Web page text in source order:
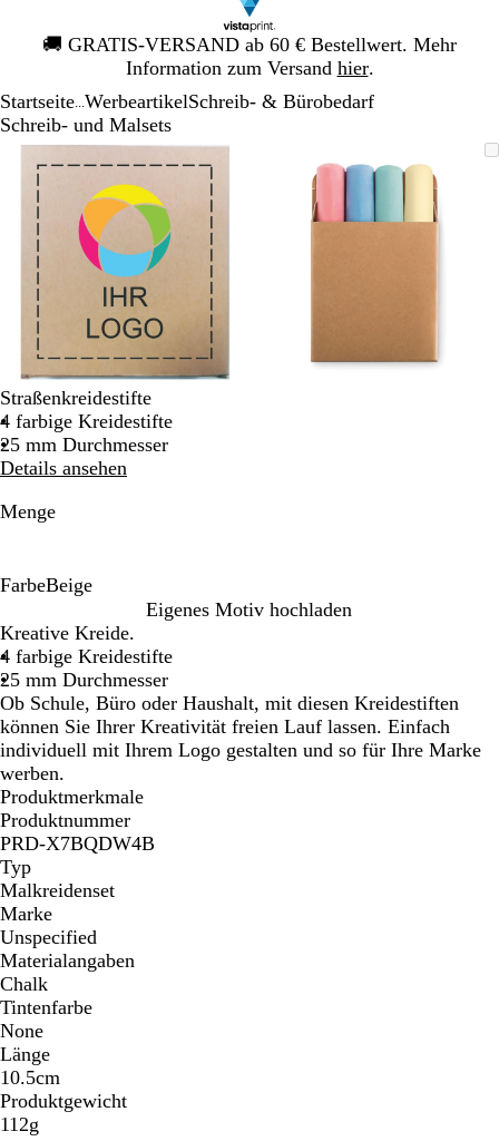
🚚 GRATIS-VERSAND ab 60 € Bestellwert. Mehr
Information zum Versand hier.
Galeriebild
1
Startseite WerbeartikelSchreib- & Bürobedarf
Schreib- und Malsets
Vergrößer-/verkleinerbares
Bild
Zoom
auf
Minimum
Klicken
zum
Vergrößern
Verwenden
Sie
die
Tasten
und
-
zum
Zoomen
und
die
Pfeiltasten
zum
Schwenken.
Vergrößer-/
Bild
auf
Minimum
zum
Vergrößern
Sie
die
Tasten
und
Galeriebild
Straßenkreidestifte
4 farbige Kreidestifte
25 mm Durchmesser
Details ansehen
Menge
FarbeBeige
e
i
g
e
Eigenes Motiv hochladen
Kreative Kreide.
4 farbige Kreidestifte
25 mm Durchmesser
Ob Schule, Büro oder Haushalt, mit diesen Kreidestiften
können Sie Ihrer Kreativität freien Lauf lassen. Einfach
individuell mit Ihrem Logo gestalten und so für Ihre Marke
werben.
Produktmerkmale
Produktnummer
PRD-X7BQDW4B
Typ
Malkreidenset
Marke
Unspecified
Materialangaben
Chalk
Tintenfarbe
None
Länge
10.5cm
Produktgewicht
112g